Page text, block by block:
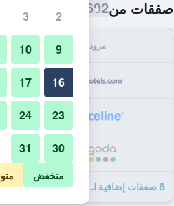
صفقات من692 ﷼
مزود
8 صفقات إضافية لـ هونيجموند بوتيك هوتل برلين - ميته
2
3
9
10
16
17
23
24
30
31
منخفض